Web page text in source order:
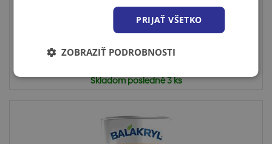
všetkých druh...
Skladom posledné 3 ks
PRIJAŤ VŠETKO
ZOBRAZIŤ PODROBNOSTI